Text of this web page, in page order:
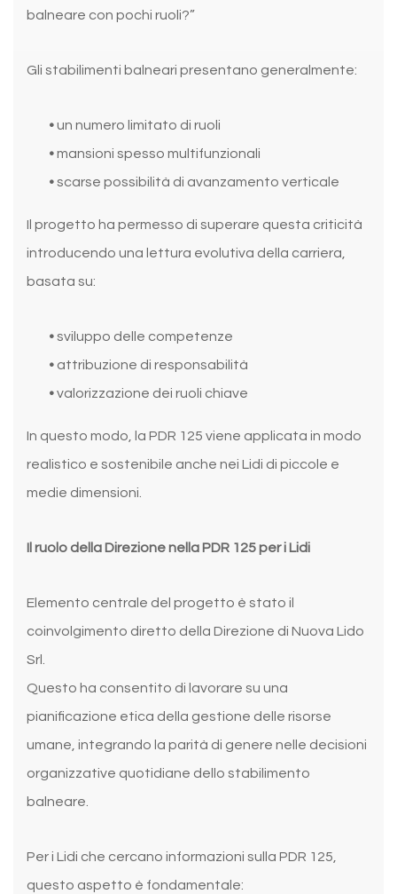
balneare con pochi ruoli?”
Gli stabilimenti balneari presentano generalmente:
•un numero limitato di ruoli
•mansioni spesso multifunzionali
•scarse possibilità di avanzamento verticale
Il progetto ha permesso di superare questa criticità
introducendo una lettura evolutiva della carriera,
basata su:
•sviluppo delle competenze
• attribuzione di responsabilità
•valorizzazione dei ruoli chiave
In questo modo, la PDR 125 viene applicata in modo
realistico e sostenibile anche nei Lidi di piccole e
medie dimensioni.
Il ruolo della Direzione nella PDR 125 per i Lidi
Elemento centrale del progetto è stato il
coinvolgimento diretto della Direzione di Nuova Lido
Srl.
Questo ha consentito di lavorare su una
pianificazione etica della gestione delle risorse
umane, integrando la parità di genere nelle decisioni
organizzative quotidiane dello stabilimento
balneare.
Per i Lidi che cercano informazioni sulla PDR 125,
questo aspetto è fondamentale: